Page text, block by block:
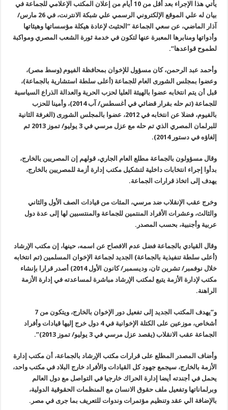
يأتي هذا الإجراء بعد أقل من 10 أيام من إعلان المكتب الإعلامي للجماعة في
بيان له علي الموقع الإلكتروني الرسمي علي شبكة الانترنت، في 26 مارس/
آذار الماضي، عن سعي الجماعة “الحثيث لإعادة هيكلة مؤسساتها وهيئاتها
وأدواتها ومنابرها المعبرة عنها لتكون في خدمة ثورة الشعب المصري ومواكبة
لطموح قواعدها”.
وأحمد عبد الرحمن، كان مسؤول للإخوان بمحافظة الفيوم (وسط مصر)،
وعضوا بمجلس الشورى العام للجماعة (أعلى سلطة استشارية بالجماعة)،
قبل أن يتم انتخابه عضوا بالهيئة العليا لحزب الحرية والعدالة الذراع السياسية
للجماعة(
تم حله بقرار قضائي في أغسطس/ آب 2014)، وأمينا للحزب
بالفيوم، فضلا عن انتخابه في 2012، عضوا بالمجلس الشورى (الغرفة الثانية
للبرلمان المصري الذي تم حله مع عزل مرسي في 3 يوليو/ تموز 2013 ثم
إلغاؤه في دستور 2014
).
وقال مسؤولون بالجماعة مطلع العام الجاري، قولهم إن المصريين بالخارج،
بدأوا إجراء انتخابات داخلية لتشكيل مكتب إدارة أزمة للمصريين بالخارج،
يهدف إلى اتخاذ قرارات الجماعة.
وخرج عقب الإنقلاب ضد مرسي، المئات من قيادات الصف الأول والثاني
والثالث، وعشرات الأفراد المنتمين للجماعة والمنتسبين لها إلى عدة دول
عربية وأجنبية، بحسب المصدر .
وقال القيادي بالجماعة فضل عدم الافصاح عن اسمه، حينها، إن مكتب الإرشاد
(أعلى سلطة تنفيذية بالجماعة) الجديد لجماعة الإخوان المسلمين (تم انتخابه
خلال نوفمبر/ تشرين ثان، وديسمبر/ كانون الأول 2014) أصدر قرارا بإنشاء
مكتب لإدارة الأزمة يتبع لمكتب الإرشاد مباشرة لمساعدته في إدارة الأزمة
الراهنة.
و”يهدف المكتب الجديد إلى تفعيل دور الإخوان بالخارج، ويتكون من 7
أشخاص، موزعين على الكتلة الإخوانية في 4 دول خرج إليها قيادات وأفراد
الجماعة عقب الانقلاب (يقصد عزل مرسي في 3 يوليو/ تموز 2013
)”.
وأضاف المصدر المطلع على قرارات مكتب الإرشاد بالجماعة، أن مكتب إدارة
الأزمة بالخارج، سيجمع جهود كل القيادات والأفراد خارج البلاد في مكتب واحد،
يحمل في أجندته أيضا إدارة الحراك خارجيا في التواصل مع دول العالم
وبرلماناتها وتفعيل ملف حقوق الانسان مع المنظمات الحقوقية الدولية،
بالإضافة الي عقد وتنظيم مؤتمرات وندوات للتعريف بما جرى في مصر .